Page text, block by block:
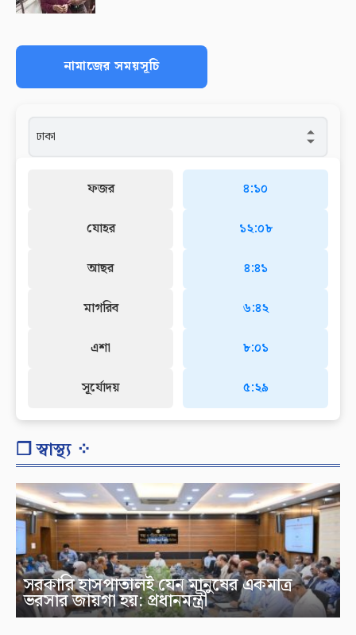
নামাজের সময়সূচি
ফজর
যোহর
আছর
মাগরিব
এশা
সূর্যোদয়
৪:১০
১২:০৮
৪:৪১
৬:৪২
৮:০১
৫:২৯
❐ স্বাস্থ্য ⁘
সরকারি হাসপাতালই যেন মানুষের একমাত্র
ভরসার জায়গা হয়: প্রধানমন্ত্রী